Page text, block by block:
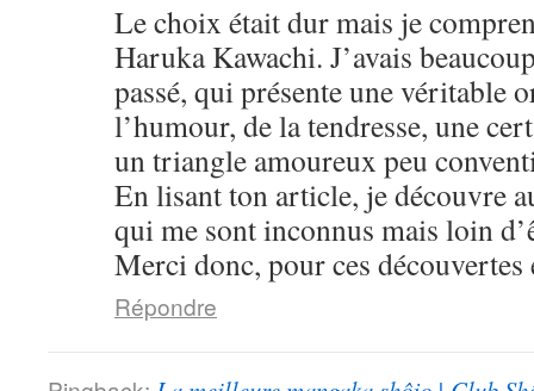
Le choix était dur mais je
Haruka Kawachi. J’avais
passé, qui présente une véritable
l’humour, de la tendresse, une
un triangle amoureux peu
En lisant ton article, je découvre
qui me sont inconnus mais loin
Merci donc, pour ces
Répondre